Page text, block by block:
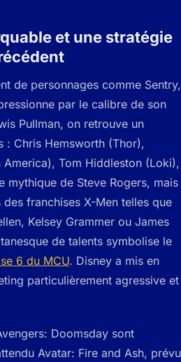
et une stratégie
de personnages comme Sentry,
par le calibre de son
Pullman, on retrouve un
: Chris Hemsworth (Thor),
Tom Hiddleston (Loki),
mythique de Steve Rogers, mais
franchises X-Men telles que
Kelsey Grammer ou James
de talents symbolise le
6 du MCU. Disney a mis en
particulièrement agressive et
Doomsday sont
Avatar: Fire and Ash, prévu